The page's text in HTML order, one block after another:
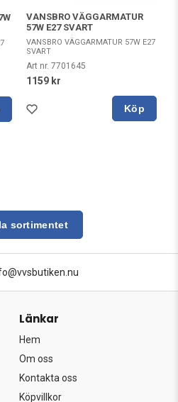
VANSBRO VÄGGARMATUR
57W E27 SVART
VANSBRO VÄGGARMATUR 57W E27
SVART
Art nr. 7701645
1159 kr
Köp
sortimentet
Länkar
Hem
Om oss
Kontakta oss
Köpvillkor